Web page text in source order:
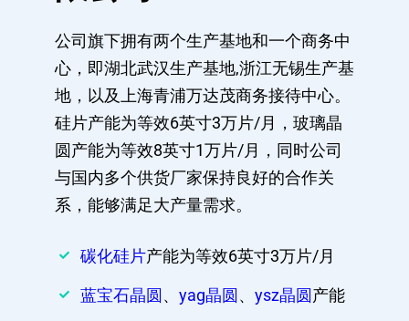
公司旗下拥有两个生产基地和一个商务中
心，即湖北武汉生产基地,浙江无锡生产基
地，以及上海青浦万达茂商务接待中心。
硅片产能为等效6英寸3万片/月，玻璃晶
圆产能为等效8英寸1万片/月，同时公司
与国内多个供货厂家保持良好的合作关
系，能够满足大产量需求。
碳化硅片产能为等效6英寸3万片/月
蓝宝石晶圆 、 yag晶圆 、 ysz晶圆 产能